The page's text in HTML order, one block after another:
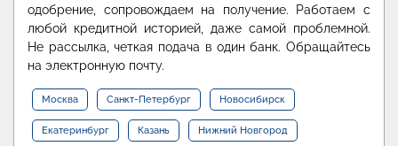
одобрение, сопровождаем на получение. Работаем с
любой кредитной историей, даже самой проблемной.
Не рассылка, четкая подача в один банк. Обращайтесь
на электронную почту.
Москва Санкт-Петербург Новосибирск
Екатеринбург Казань Нижний Новгород